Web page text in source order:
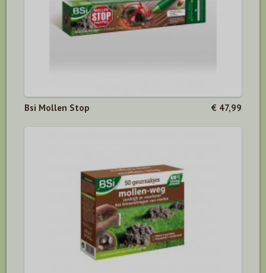
Bsi Mollen Stop € 47,99